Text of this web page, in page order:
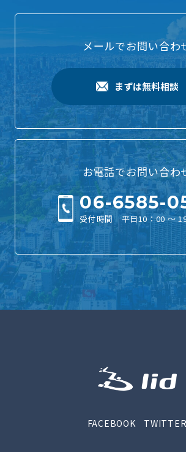
メールでお問い合わ
まずは無料相談
お電話でお問い合わ
06-6585-
受付時間 平日10：00 ～
FACEBOOK TWITTER